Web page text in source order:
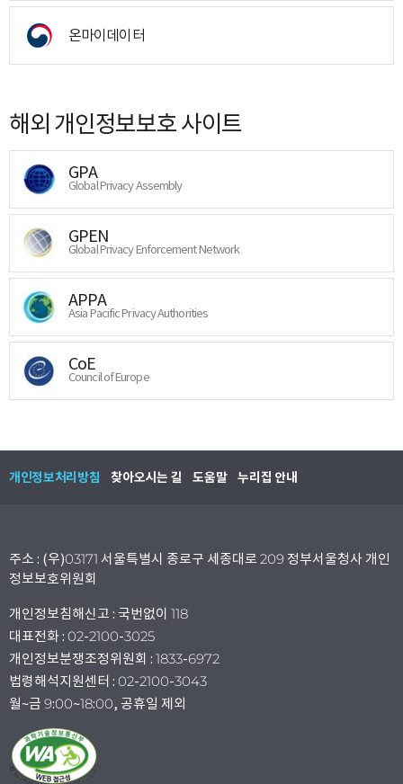
온마이데이터
해외 개인정보보호 사이트
GPA
Global Privacy Assembly
GPEN
Global Privacy Enforcement Network
APPA
Asia Pacific Privacy Authorities
CoE
Council of Europe
개인정보처리방침 찾아오시는 길 도움말 누리집 안내
주소 : (우)03171 서울특별시 종로구 세종대로 209 정부서울청사 개인
정보보호위원회
개인정보침해신고 : 국번없이 118
대표전화 : 02-2100-3025
개인정보분쟁조정위원회 : 1833-6972
법령해석지원센터 : 02-2100-3043
월~금 9:00~18:00, 공휴일 제외